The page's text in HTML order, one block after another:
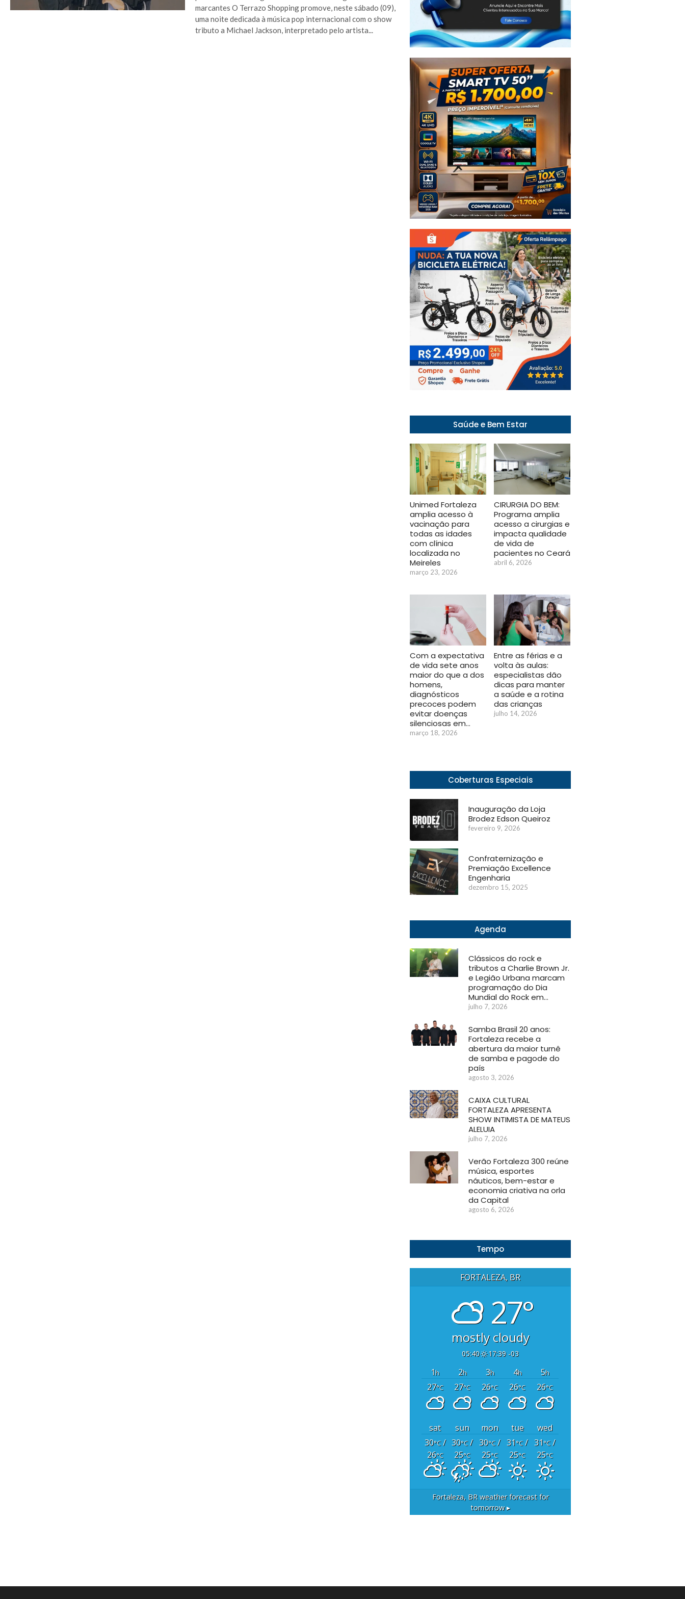
marcantes O Terrazo Shopping promove, neste sábado (09),
uma noite dedicada à música pop internacional com o show
tributo a Michael Jackson, interpretado pelo artista...
Saúde e Bem Estar
Unimed Fortaleza
amplia acesso à
vacinação para
todas as idades
com clínica
localizada no
Meireles
março 23, 2026
CIRURGIA DO BEM:
Programa amplia
acesso a cirurgias e
impacta qualidade
de vida de
pacientes no Ceará
abril 6, 2026
Com a expectativa
de vida sete anos
maior do que a dos
homens,
diagnósticos
precoces podem
evitar doenças
silenciosas em…
março 18, 2026
Entre as férias e a
volta às aulas:
especialistas dão
dicas para manter
a saúde e a rotina
das crianças
julho 14, 2026
Coberturas Especiais
Inauguração da Loja
Brodez Edson Queiroz
fevereiro 9, 2026
Confraternização e
Premiação Excellence
Engenharia
dezembro 15, 2025
Agenda
Clássicos do rock e
tributos a Charlie Brown Jr.
e Legião Urbana marcam
programação do Dia
Mundial do Rock em…
julho 7, 2026
Samba Brasil 20 anos:
Fortaleza recebe a
abertura da maior turnê
de samba e pagode do
país
agosto 3, 2026
CAIXA CULTURAL
FORTALEZA APRESENTA
SHOW INTIMISTA DE MATEUS
ALELUIA
julho 7, 2026
Verão Fortaleza 300 reúne
música, esportes
náuticos, bem-estar e
economia criativa na orla
da Capital
agosto 6, 2026
Tempo
FORTALEZA, BR
27°
mostly cloudy
05:40 17:39 -03
1h 2h 3h 4h 5h
27°C 27°C 26°C 26°C 26°C
sat sun mon tue
wed
30°C/
26°C
30°C/
25°C
30°C/
25°C
31°C/
25°C
31°C/
25°C
Fortaleza, BRweather forecast for
tomorrow ▸